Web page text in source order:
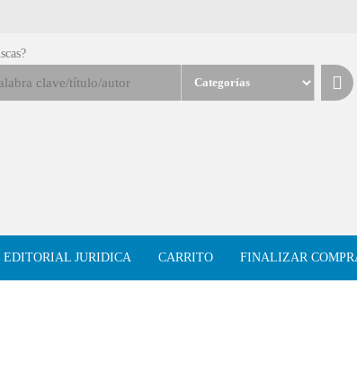
EDITORIAL JURIDICA CARRITO FINALIZAR